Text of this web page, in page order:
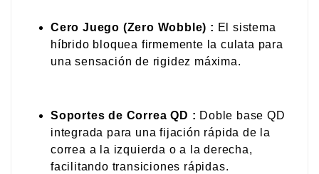
Cero Juego (Zero Wobble) : El sistema
híbrido bloquea firmemente la culata para
una sensación de rigidez máxima.
Soportes de Correa QD : Doble base QD
integrada para una fijación rápida de la
correa a la izquierda o a la derecha,
facilitando transiciones rápidas.